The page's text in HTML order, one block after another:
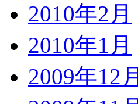
2010年2月
2010年1月
2009年12月